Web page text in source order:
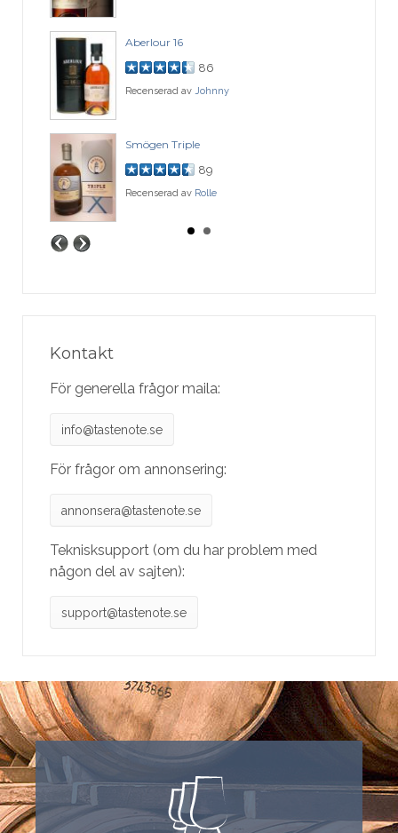
Aberlour 16
86
Recenserad av Johnny
Smögen Triple
89
Recenserad av Rolle
Kontakt
För generella frågor maila:
info@tastenote.se
För frågor om annonsering:
annonsera@tastenote.se
Teknisksupport (om du har problem med
någon del av sajten):
support@tastenote.se